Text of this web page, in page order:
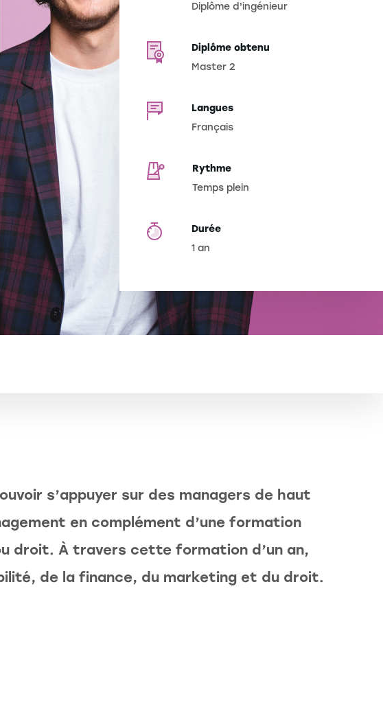
Diplôme d'ingénieur
Diplôme obtenu
Master 2
Langues
Français
Rythme
Temps plein
Durée
1 an
s’appuyer sur des managers de haut
en complément d’une formation
droit. À travers cette formation d’un an,
de la finance, du marketing et du droit.